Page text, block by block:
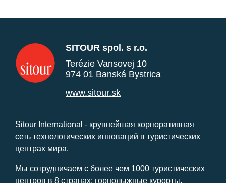
SITOUR spol. s r.o.
Terézie Vansovej 10
974 01 Banská Bystrica
www.sitour.sk
Sitour International - крупнейшая корпоративная
сеть технологических инноваций в туристических
центрах мира.
Мы сотрудничаем с более чем 1000 туристических
центров в 8 странах: горнолыжные курорты,